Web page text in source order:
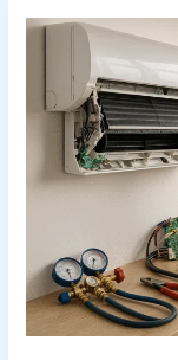
ILE
KOSZTUJE
SERWIS
W
WARSZAWIE?
CEN
I
ZAKRESÓW
USŁUG